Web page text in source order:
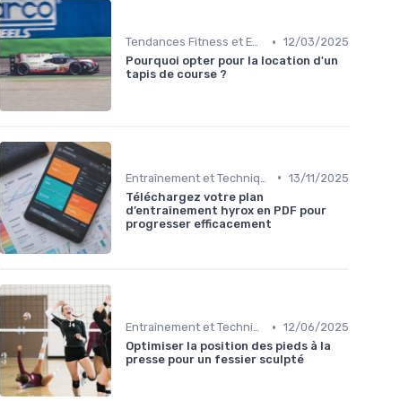
Tendances Fitness et Entraînement à Domicile • 12/03/2025
Pourquoi opter pour la location d'un
tapis de course ?
• 13/11/2025
Téléchargez votre plan
d’entraînement hyrox en PDF pour
progresser efficacement
Entraînement et Techniques • 12/06/2025
Optimiser la position des pieds à la
presse pour un fessier sculpté